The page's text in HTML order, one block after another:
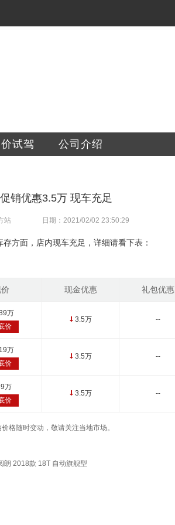
试驾 公司介绍
销优惠3.5万 现车充足
站 日期：2021/02/02 23:50:29
方面，店内现车充足，详细请看下表：
现金优惠 礼包优惠
万
价
3.5万 --
万
价
3.5万 --
万
价
3.5万 --
格随时变动，敬请关注当地市场。
朗 2018款 18T 自动旗舰型